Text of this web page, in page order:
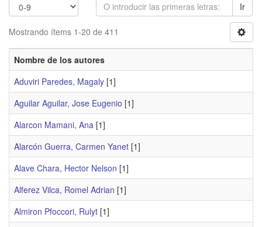
Ir
Mostrando ítems 1-20 de 411
Nombre de los autores
Aduviri Paredes, Magaly [1]
Aguilar Aguilar, Jose Eugenio [1]
Alarcon Mamani, Ana [1]
Alarcón Guerra, Carmen Yanet [1]
Alave Chara, Hector Nelson [1]
Alferez Vilca, Romel Adrian [1]
Almiron Pfoccori, Rulyt [1]